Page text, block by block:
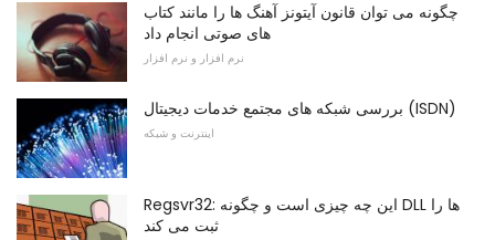
چگونه می توان قانون آیتونز آهنگ ها را مانند کتاب
های صوتی انجام داد
نرم افزار و نرم افزار
بررسی شبکه های مجتمع خدمات دیجیتال (ISDN)
اینترنت و شبکه
Regsvr32: این چه چیزی است و چگونه DLL ها را
ثبت می کند